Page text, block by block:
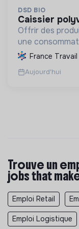
DSD BIO
caissier
Offrir des
une
transition
France Travail
Aujourd'hui
Trouve un
jobs that
Emploi Retail
Emploi Logistique